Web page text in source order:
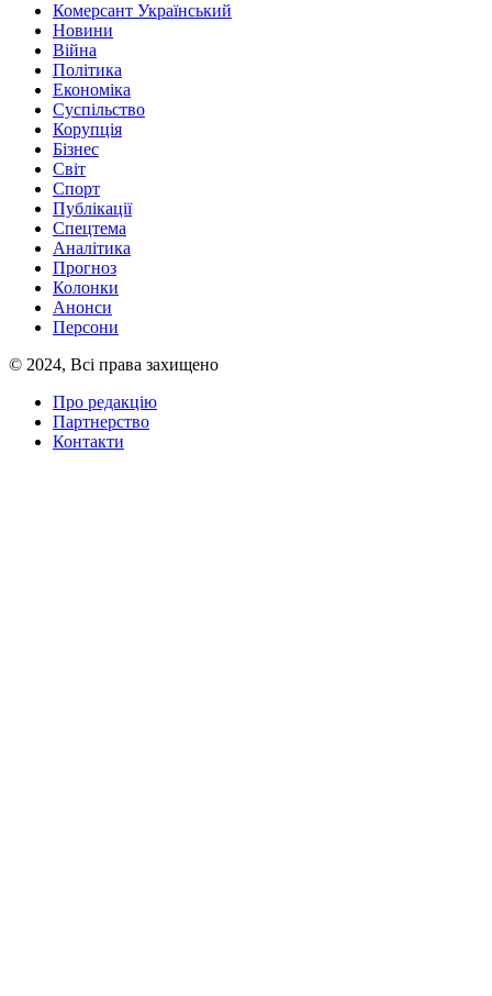
Комерсант Український
Новини
Війна
Політика
Економіка
Суспільство
Корупція
Бізнес
Світ
Спорт
Публікації
Спецтема
Аналітика
Прогноз
Колонки
Анонси
Персони
© 2024, Всі права захищено
Про редакцію
Партнерство
Контакти